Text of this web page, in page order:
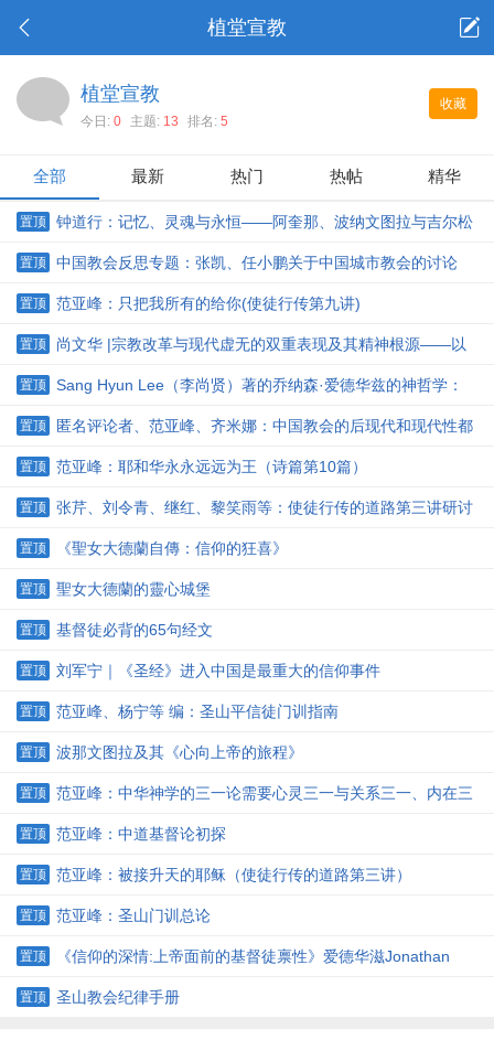
植堂宣教
收藏
植堂宣教
今日: 0 主题: 13 排名: 5
全部 最新 热门 热帖 精华
置顶 钟道行：记忆、灵魂与永恒——阿奎那、波纳文图拉与吉尔松
论中世纪基督教的记忆本体论
置顶 中国教会反思专题：张凯、任小鹏关于中国城市教会的讨论
置顶 范亚峰：只把我所有的给你(使徒行传第九讲)
置顶 尚文华 |宗教改革与现代虚无的双重表现及其精神根源——以
英国的清教运动为分析范例
置顶 Sang Hyun Lee（李尚贤）著的乔纳森·爱德华兹的神哲学：
增订版简介
置顶 匿名评论者、范亚峰、齐米娜：中国教会的后现代和现代性都
走不通，灵修密契化是前提
置顶 范亚峰：耶和华永永远远为王（诗篇第10篇）
置顶 张芹、刘令青、继红、黎笑雨等：使徒行传的道路第三讲研讨
第一次
置顶 《聖女大德蘭自傳：信仰的狂喜》
置顶 聖女大德蘭的靈心城堡
置顶 基督徒必背的65句经文
置顶 刘军宁｜《圣经》进入中国是最重大的信仰事件
置顶 范亚峰、杨宁等 编：圣山平信徒门训指南
置顶 波那文图拉及其《心向上帝的旅程》
置顶 范亚峰：中华神学的三一论需要心灵三一与关系三一、内在三
一与经世三一并建
置顶 范亚峰：中道基督论初探
置顶 范亚峰：被接升天的耶稣（使徒行传的道路第三讲）
置顶 范亚峰：圣山门训总论
置顶 《信仰的深情:上帝面前的基督徒禀性》爱德华滋Jonathan
Edwards
置顶 圣山教会纪律手册